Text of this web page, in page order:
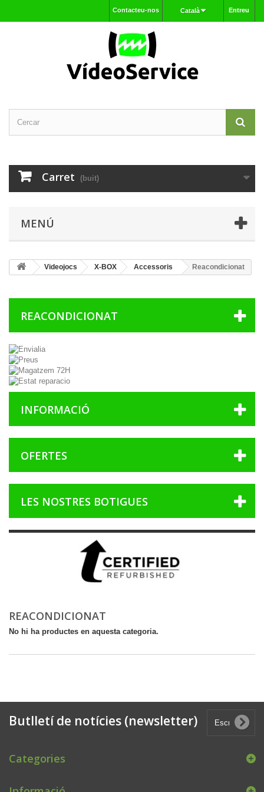
Entreu
Català
Contacteu-nos
Carret (buit)
MENÚ
Videojocs X-BOX Accessoris Reacondicionat
REACONDICIONAT
INFORMACIÓ
OFERTES
LES NOSTRES BOTIGUES
REACONDICIONAT
No hi ha productes en aquesta categoria.
Butlletí de notícies (newsletter)
Categories